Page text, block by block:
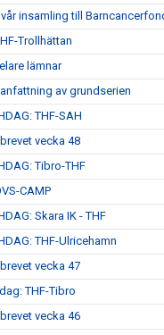
insamling till
Trollhättan
lämnar
av grundserien
THF-SAH
vecka 48
Tibro-THF
CAMP
Skara IK - THF
THF-Ulricehamn
vecka 47
THF-Tibro
vecka 46